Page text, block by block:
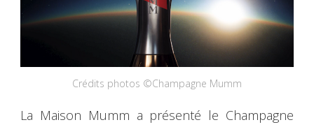
Crédits photos ©Champagne Mumm
La Maison Mumm a présenté le Champagne